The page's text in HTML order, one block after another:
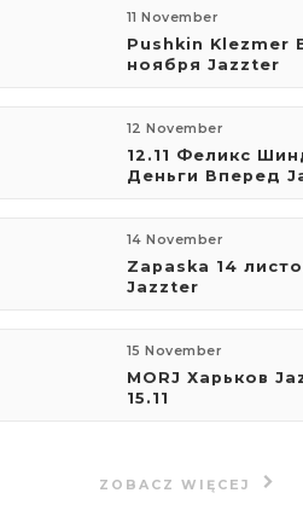
11 November
Pushkin Klezmer
ноября Jazzter
12 November
12.11 Феликс
Деньги Вперед
14 November
Zapaska 14
Jazzter
15 November
MORJ Харьков
15.11
ZOBACZ WIĘCEJ